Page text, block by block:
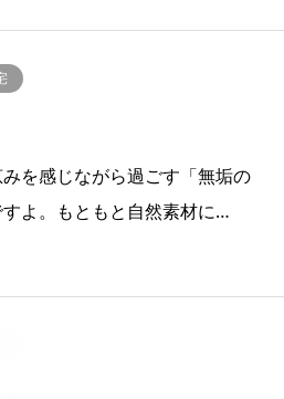
を感じながら過ごす「無垢の
よ。もともと自然素材に…